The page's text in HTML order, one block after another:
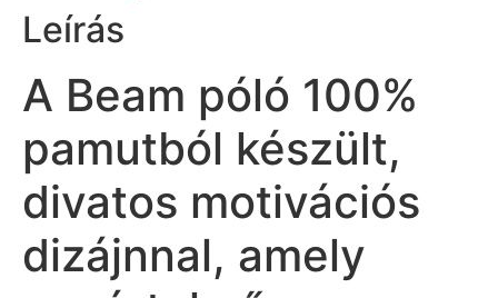
Leírás
A Beam póló 100%
pamutból készült,
divatos motivációs
dizájnnal, amely